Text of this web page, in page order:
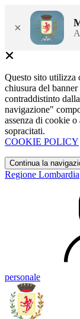
×
Questo sito utilizza
chiusura del
contraddistinto
navigazione"
assenza di cookie
sopracitati.
COOKIE POLICY
Continua la
Regione Lombardia
personale